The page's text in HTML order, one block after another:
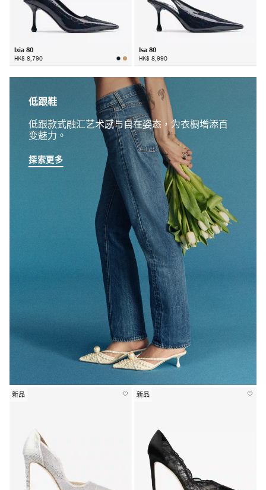
Ixia 80
HK$ 8,790
Isa 80
HK$ 8,990
低跟鞋
低跟款式融汇艺术感与自在姿态，为衣橱增添百
变魅力。
探索更多
新品 新品